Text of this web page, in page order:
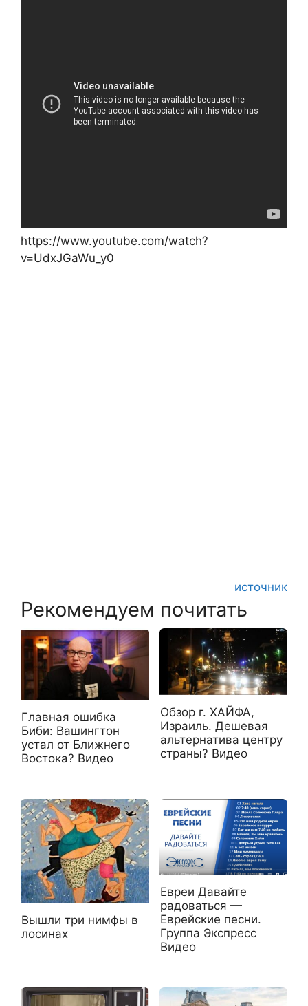
https://www.youtube.com/watch?
v=UdxJGaWu_y0
источник
Рекомендуем почитать
Главная ошибка
Биби: Вашингтон
устал от Ближнего
Востока? Видео
Обзор г. ХАЙФА,
Израиль. Дешевая
альтернатива центру
страны? Видео
Вышли три нимфы в
лосинах
Евреи Давайте
радоваться —
Еврейские песни.
Группа Экспресс
Видео